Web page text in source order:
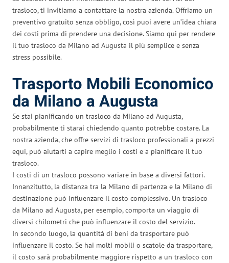
trasloco, ti invitiamo a contattare la nostra azienda. Offriamo un
preventivo gratuito senza obbligo, così puoi avere un’idea chiara
dei costi prima di prendere una decisione. Siamo qui per rendere
il tuo trasloco da Milano ad Augusta il più semplice e senza
stress possibile.
Trasporto Mobili Economico
da Milano a Augusta
Se stai pianificando un trasloco da Milano ad Augusta,
probabilmente ti starai chiedendo quanto potrebbe costare. La
nostra azienda, che offre servizi di trasloco professionali a prezzi
equi, può aiutarti a capire meglio i costi e a pianificare il tuo
trasloco.
I costi di un trasloco possono variare in base a diversi fattori.
Innanzitutto, la distanza tra la Milano di partenza e la Milano di
destinazione può influenzare il costo complessivo. Un trasloco
da Milano ad Augusta, per esempio, comporta un viaggio di
diversi chilometri che può influenzare il costo del servizio.
In secondo luogo, la quantità di beni da trasportare può
influenzare il costo. Se hai molti mobili o scatole da trasportare,
il costo sarà probabilmente maggiore rispetto a un trasloco con